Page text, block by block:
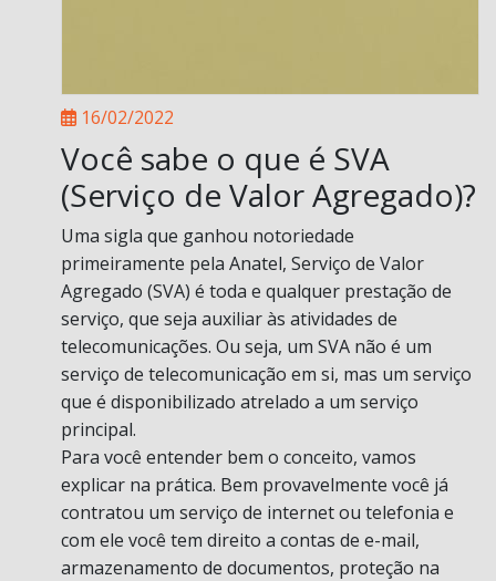
16/02/2022
Você sabe o que é SVA
(Serviço de Valor Agregado)?
Uma sigla que ganhou notoriedade
primeiramente pela Anatel, Serviço de Valor
Agregado (SVA) é toda e qualquer prestação de
serviço, que seja auxiliar às atividades de
telecomunicações. Ou seja, um SVA não é um
serviço de telecomunicação em si, mas um serviço
que é disponibilizado atrelado a um serviço
principal.
Para você entender bem o conceito, vamos
explicar na prática. Bem provavelmente você já
contratou um serviço de internet ou telefonia e
com ele você tem direito a contas de e-mail,
armazenamento de documentos, proteção na